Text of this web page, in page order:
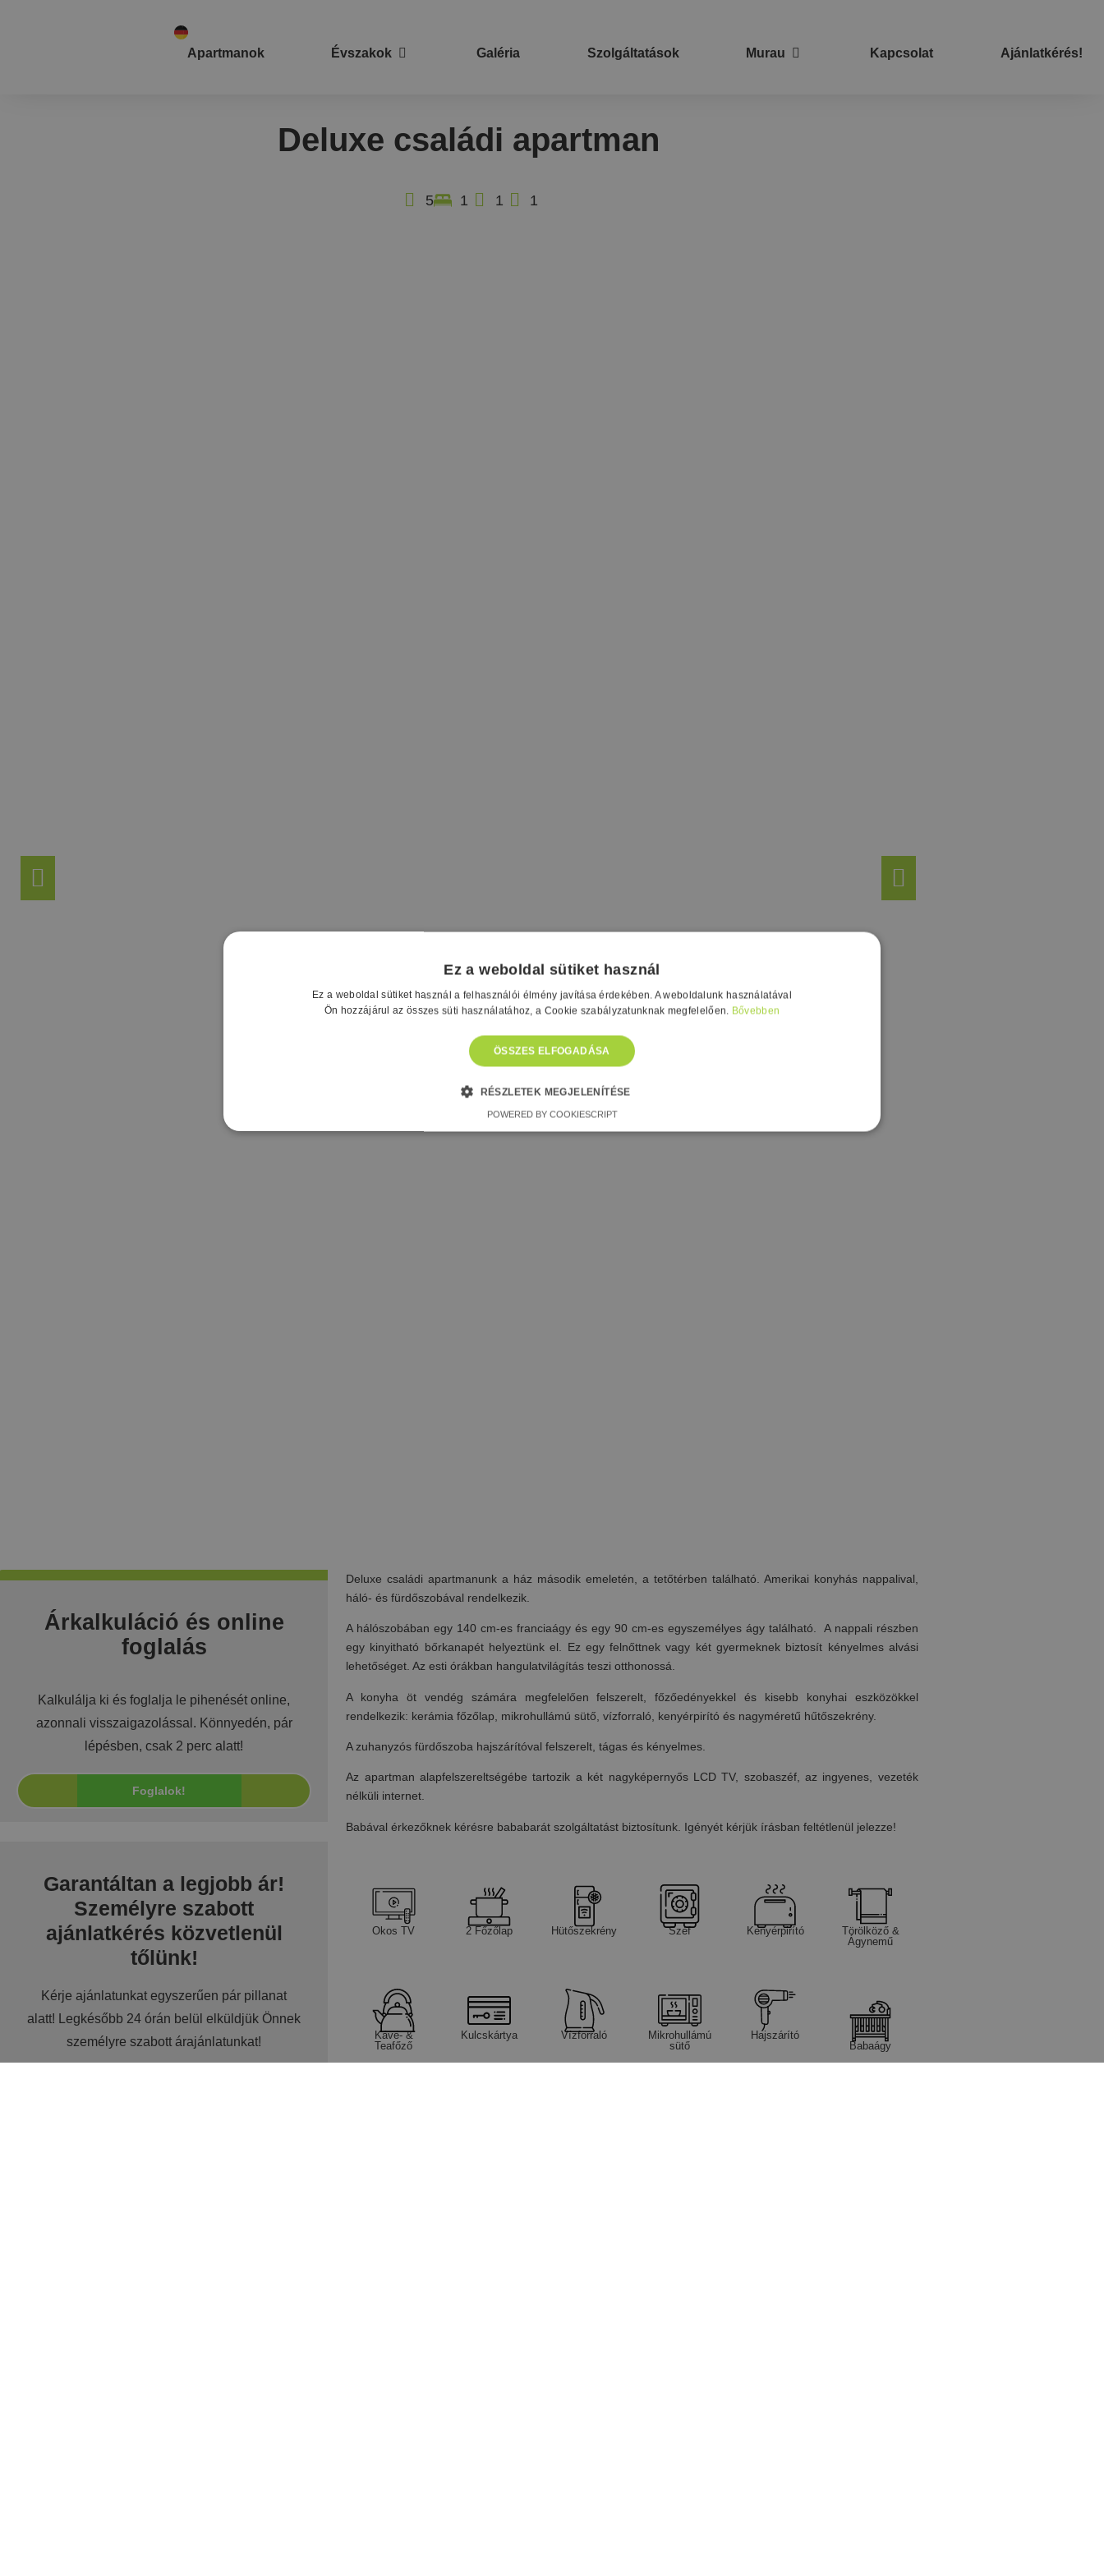
Apartmanok Évszakok Galéria Szolgáltatások Murau Kapcsolat Ajánlatkérés!
Deluxe családi apartman
5 1 1 1
Árkalkuláció és online
foglalás
Kalkulálja ki és foglalja le pihenését online,
azonnali visszaigazolással. Könnyedén, pár
lépésben, csak 2 perc alatt!
Garantáltan a legjobb ár!
Személyre szabott
ajánlatkérés közvetlenül
tőlünk!
Kérje ajánlatunkat egyszerűen pár pillanat
alatt! Legkésőbb 24 órán belül elküldjük Önnek
személyre szabott árajánlatunkat!
Deluxe családi apartmanunk a ház második emeletén, a tetőtérben található. Amerikai konyhás nappalival,
háló- és fürdőszobával rendelkezik.
A hálószobában egy 140 cm-es franciaágy és egy 90 cm-es egyszemélyes ágy található. A nappali részben
egy kinyitható bőrkanapét helyeztünk el. Ez egy felnőttnek vagy két gyermeknek biztosít kényelmes alvási
lehetőséget.Az esti órákban hangulatvilágítás teszi otthonossá.
A konyha öt vendég számára megfelelően felszerelt, főzőedényekkel és kisebb konyhai eszközökkel
rendelkezik: kerámia főzőlap, mikrohullámú sütő, vízforraló, kenyérpirító és nagyméretű hűtőszekrény.
A zuhanyzós fürdőszoba hajszárítóval felszerelt, tágas és kényelmes.
Az apartman alapfelszereltségébe tartozik a két nagyképernyős LCD TV, szobaszéf, az ingyenes, vezeték
nélküli internet.
Babával érkezőknek kérésre bababarát szolgáltatást biztosítunk. Igényét kérjük írásban feltétlenül jelezze!
Okos TV
Kávé- &
Teafőző
2 Főzőlap
Kulcskártya
Hütőszekrény
Vízforraló
Széf
Mikrohullámú
sütő
Kenyérpirító
Hajszárító
Törölköző &
Ágynemű
Babaágy
Ez a weboldal sütiket használ
Ez a weboldal sütiket használ a felhasználói élmény javítása érdekében. A weboldalunk használatával
Ön hozzájárul az összes süti használatához, a Cookie szabályzatunknak megfelelően. Bővebben
ÖSSZES ELFOGADÁSA
RÉSZLETEK MEGJELENÍTÉSE
POWERED BY COOKIESCRIPT